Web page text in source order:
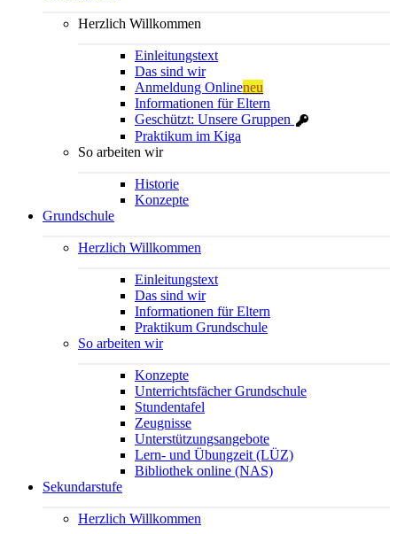
Herzlich Willkommen
Einleitungstext
Das sind wir
Anmeldung Onlineneu
Informationen für Eltern
Geschützt: Unsere Gruppen
Praktikum im Kiga
So arbeiten wir
Historie
Konzepte
Grundschule
Herzlich Willkommen
Einleitungstext
Das sind wir
Informationen für Eltern
Praktikum Grundschule
So arbeiten wir
Konzepte
Unterrichtsfächer Grundschule
Stundentafel
Zeugnisse
Unterstützungsangebote
Lern- und Übungzeit (LÜZ)
Bibliothek online (NAS)
Sekundarstufe
Herzlich Willkommen